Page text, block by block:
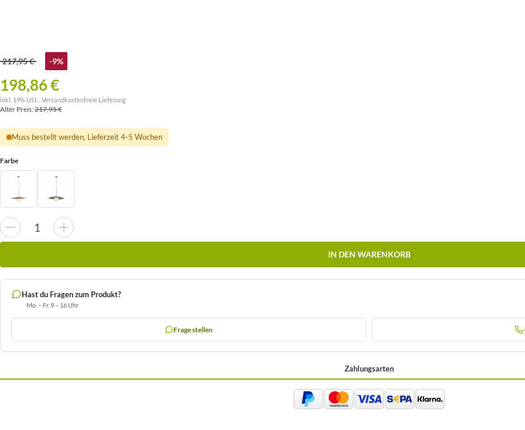
217,95 € -9%
198,86 €
inkl. 19% USt. , Versandkostenfreie Lieferung
Alter Preis:217,95 €
Muss bestellt werden, Lieferzeit 4-5 Wochen
Farbe
IN DEN WARENKORB
Hast du Fragen zum Produkt?
Mo. – Fr. 9 – 16 Uhr
Frage stellen
Zahlungsarten